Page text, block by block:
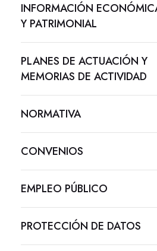
INFORMACIÓN
Y PATRIMONIAL
PLANES DE ACTUACIÓN Y
MEMORIAS DE ACTIVIDAD
NORMATIVA
CONVENIOS
EMPLEO PÚBLICO
PROTECCIÓN DE DATOS